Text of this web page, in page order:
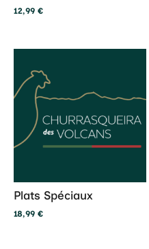
12,99 €
Plats Spéciaux
18,99 €